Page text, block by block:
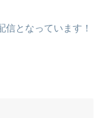
となっています！